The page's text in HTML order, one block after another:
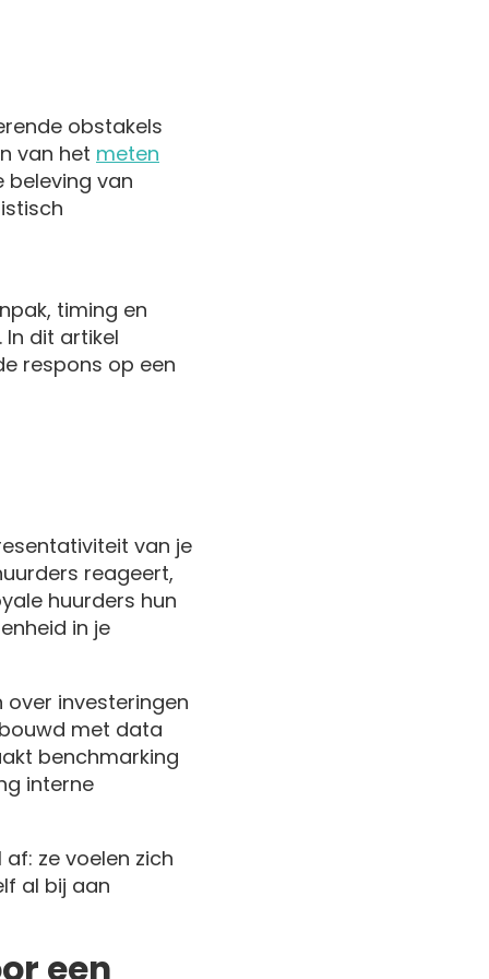
obstakels
van het meten
beleving van
timing en
dit artikel
respons op een
van je
reageert,
huurders hun
in je
investeringen
met data
benchmarking
interne
ze voelen zich
al bij aan
een